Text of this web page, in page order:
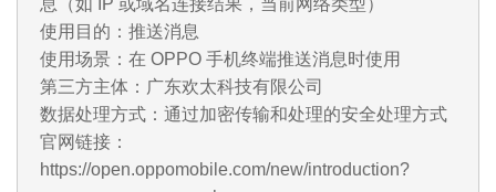
息（如 IP 或域名连接结果，当前网络类型）
使用目的：推送消息
使用场景：在 OPPO 手机终端推送消息时使用
第三方主体：广东欢太科技有限公司
数据处理方式：通过加密传输和处理的安全处理方式
官网链接：
https://open.oppomobile.com/new/introduction?